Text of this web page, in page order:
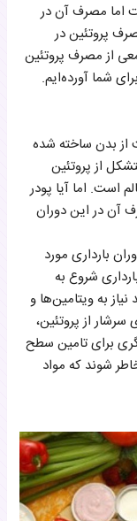
اما مصرف آن در
پروتئین در
از مصرف پروتئین
شما آورده‌ایم.
بدن ساخته شده
از پروتئین
است. اما آیا پودر
آن در این دوران
بارداری مورد
شروع به
به ویتامین‌ها و
از پروتئین،
برای تامین سطح
شوند که مواد